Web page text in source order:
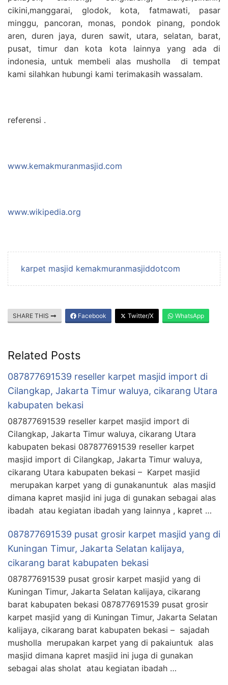
cikini,manggarai, glodok, kota, fatmawati, pasar
minggu, pancoran, monas, pondok pinang, pondok
aren, duren jaya, duren sawit, utara, selatan, barat,
pusat, timur dan kota kota lainnya yang ada di
indonesia, untuk membeli alas musholla di tempat
kami silahkan hubungi kami terimakasih wassalam.
referensi .
www.kemakmuranmasjid.com
www.wikipedia.org
karpet masjid kemakmuranmasjiddotcom
SHARE THIS Facebook Twitter/X WhatsApp
Related Posts
087877691539 reseller karpet masjid import di
Cilangkap, Jakarta Timur waluya, cikarang Utara
kabupaten bekasi
087877691539 reseller karpet masjid import di
Cilangkap, Jakarta Timur waluya, cikarang Utara
kabupaten bekasi 087877691539 reseller karpet
masjid import di Cilangkap, Jakarta Timur waluya,
cikarang Utara kabupaten bekasi – Karpet masjid
merupakan karpet yang di gunakanuntuk alas masjid
dimana kapret masjid ini juga di gunakan sebagai alas
ibadah atau kegiatan ibadah yang lainnya , kapret …
087877691539 pusat grosir karpet masjid yang di
Kuningan Timur, Jakarta Selatan kalijaya,
cikarang barat kabupaten bekasi
087877691539 pusat grosir karpet masjid yang di
Kuningan Timur, Jakarta Selatan kalijaya, cikarang
barat kabupaten bekasi 087877691539 pusat grosir
karpet masjid yang di Kuningan Timur, Jakarta Selatan
kalijaya, cikarang barat kabupaten bekasi – sajadah
musholla merupakan karpet yang di pakaiuntuk alas
masjid dimana kapret masjid ini juga di gunakan
sebagai alas sholat atau kegiatan ibadah …